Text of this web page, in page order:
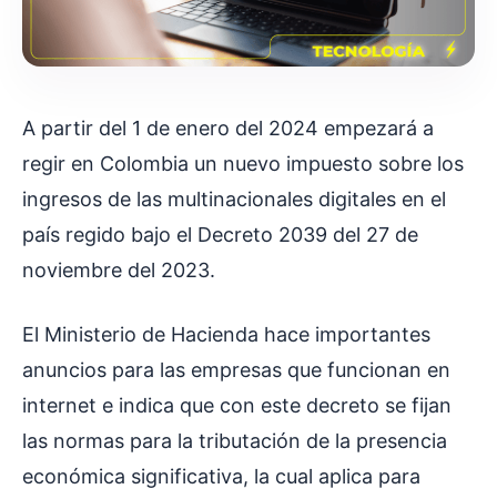
A partir del 1 de enero del 2024 empezará a
regir en Colombia un nuevo impuesto sobre los
ingresos de las multinacionales digitales en el
país regido bajo el Decreto 2039 del 27 de
noviembre del 2023.
El Ministerio de Hacienda hace importantes
anuncios para las empresas que funcionan en
internet e indica que con este decreto se fijan
las normas para la tributación de la presencia
económica significativa, la cual aplica para